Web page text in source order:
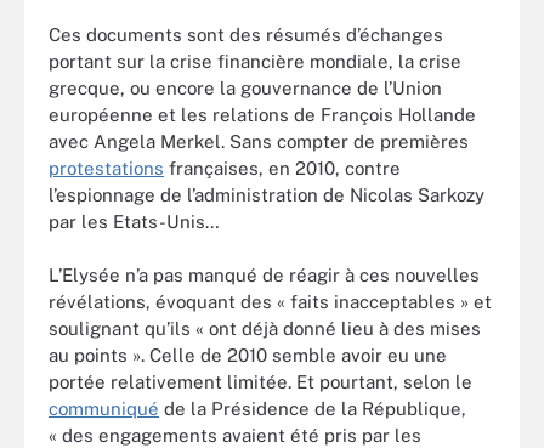
Ces documents sont des résumés d’échanges
portant sur la crise financière mondiale, la crise
grecque, ou encore la gouvernance de l’Union
européenne et les relations de François Hollande
avec Angela Merkel. Sans compter de premières
protestations françaises, en 2010, contre
l’espionnage de l’administration de Nicolas Sarkozy
par les Etats-Unis…
L’Elysée n’a pas manqué de réagir à ces nouvelles
révélations, évoquant des « faits inacceptables » et
soulignant qu’ils « ont déjà donné lieu à des mises
au points ». Celle de 2010 semble avoir eu une
portée relativement limitée. Et pourtant, selon le
communiqué de la Présidence de la République,
« des engagements avaient été pris par les